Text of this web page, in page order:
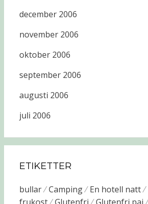
december 2006
november 2006
oktober 2006
september 2006
augusti 2006
juli 2006
ETIKETTER
bullar Camping En hotell natt